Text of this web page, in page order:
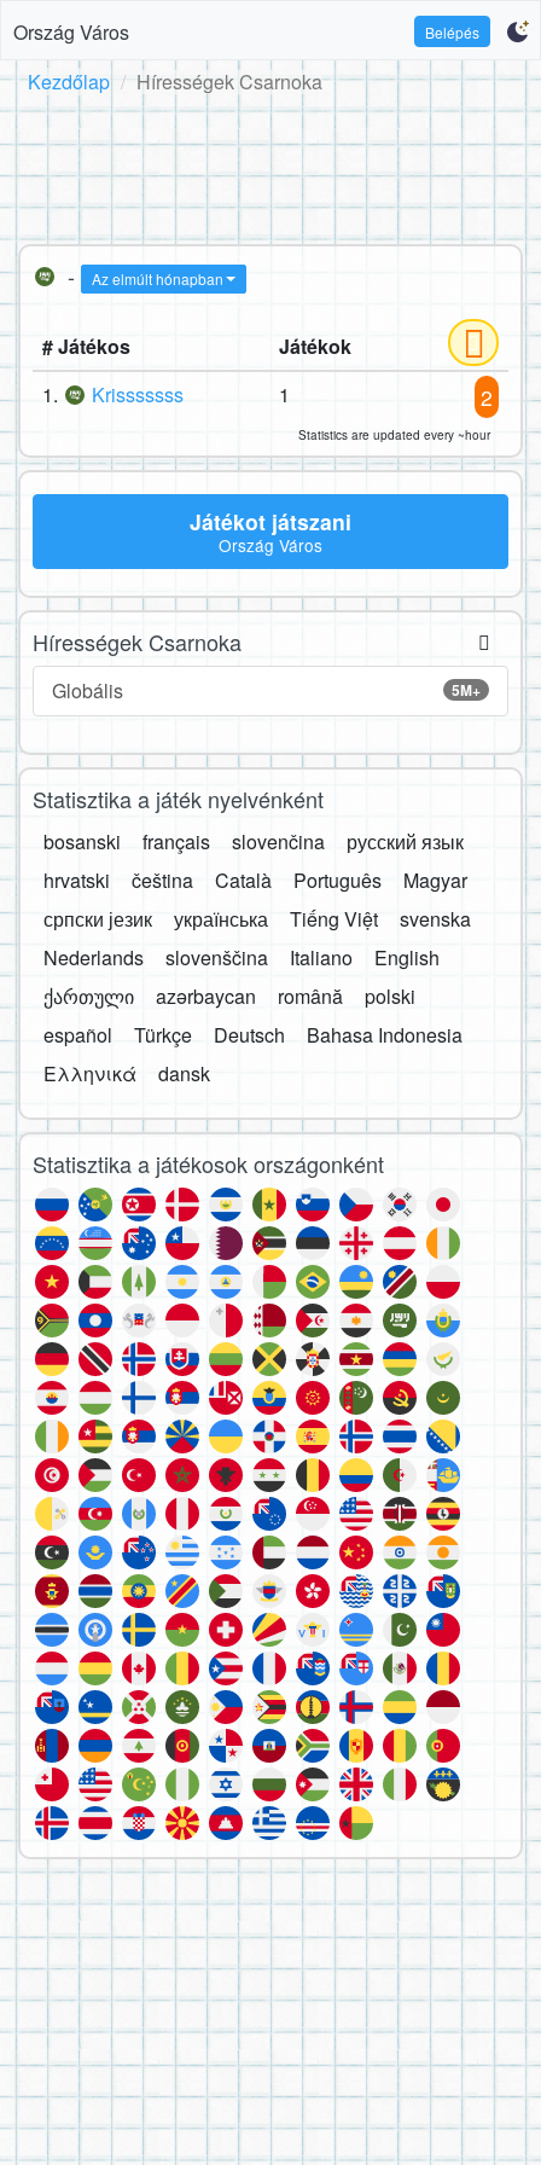
Ország Város Belépés
Kezdőlap Hírességek Csarnoka
- Az elmúlt hónapban
# Játékos
Játékok
1.
Krisssssss 1 2
Statistics are updated every ~hour
Játékot játszani
Ország Város
Hírességek Csarnoka
5M+
Globális
Statisztika a játék nyelvénként
bosanski français slovenčina
русский язык
hrvatski
čeština Català Português
Magyar
српски језик
українська Tiếng Việt
svenska
Nederlands
slovenščina Italiano
English
ქართული
azərbaycan română
polski
español
Türkçe Deutsch
Bahasa Indonesia
Ελληνικά
dansk
Statisztika a játékosok országonként